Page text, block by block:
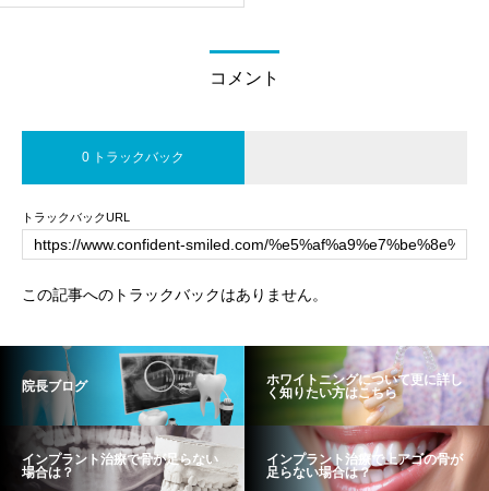
コメント
0 トラックバック
トラックバックURL
この記事へのトラックバックはありません。
院長ブログ
ホワイトニングについて更に詳し
く知りたい方はこちら
インプラント治療で骨が足らない
場合は？
インプラント治療で上アゴの骨が
足らない場合は？